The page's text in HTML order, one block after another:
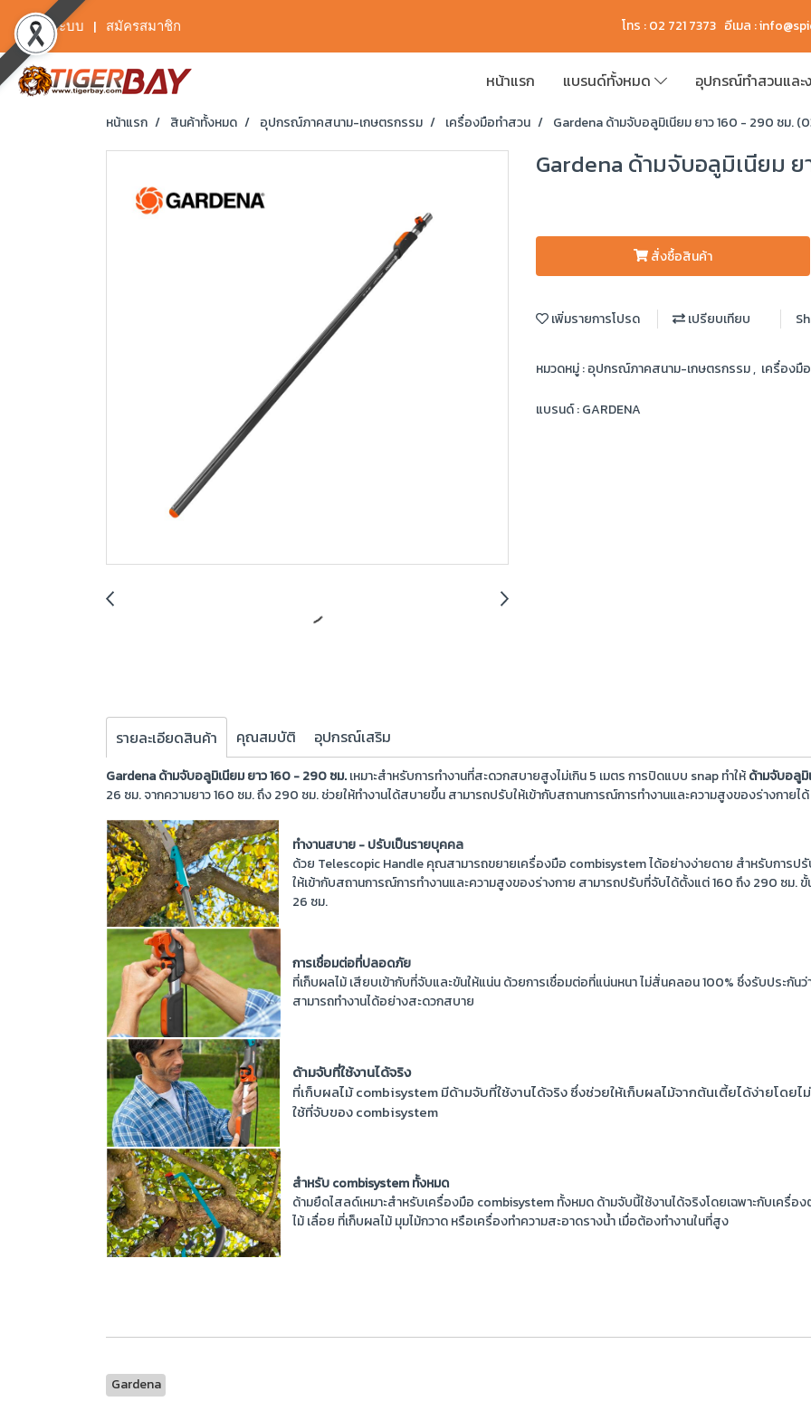
เข้าสู่ระบบ สมัครสมาชิก โทร : 02 721 7373 อีเมล :
หน้าแรก แบรนด์ทั้งหมด อุปกรณ์ทำสวนและ
หน้าแรก สินค้าทั้งหมด อุปกรณ์ภาคสนาม-เกษตรกรรม เครื่องมือทำสวน Gardena ด้ามจับอลูมิเนียม ยาว 160 - 290 ซม.
Gardena ด้ามจับอลูมิเนียม
สั่งซื้อสินค้า
เพิ่มรายการโปรด เปรียบเทียบ
หมวดหมู่ :อุปกรณ์ภาคสนาม-เกษตรกรรม, เครื่องมื
แบรนด์ :GARDENA
รายละเอียดสินค้า คุณสมบัติ อุปกรณ์เสริม
Gardena ด้ามจับอลูมิเนียม ยาว 160 - 290 ซม.เหมาะสำหรับการทำงานที่สะดวกสบายสูงไม่เกิน 5 เมตร การปิดแบบ snap ทำให้ด้ามจับอลูมิ
26 ซม. จากความยาว 160 ซม. ถึง 290 ซม. ช่วยให้ทำงานได้สบายขึ้น สามารถปรับให้เข้ากับสถานการณ์การทำงานและความสูงของร่างกายไ
ทำงานสบาย - ปรับเป็นรายบุคคล
ด้วย Telescopic Handle คุณสามารถขยายเครื่องมือ combisystem ได้อย่างง่ายดาย สำหรับการป
ให้เข้ากับสถานการณ์การทำงานและความสูงของร่างกาย สามารถปรับที่จับได้ตั้งแต่ 160 ถึง 290 ซม. ขั้
26 ซม.
การเชื่อมต่อที่ปลอดภัย
ที่เก็บผลไม้ เสียบเข้ากับที่จับและขันให้แน่น ด้วยการเชื่อมต่อที่แน่นหนา ไม่สั่นคลอน 100% ซึ่งรับประกัน
สามารถทำงานได้อย่างสะดวกสบาย
ด้ามจับที่ใช้งานได้จริง
ที่เก็บผลไม้ combisystem มีด้ามจับที่ใช้งานได้จริง ซึ่งช่วยให้เก็บผลไม้จากต้นเตี้ยได้ง่ายโดยไ
ใช้ที่จับของ combisystem
สำหรับ combisystem ทั้งหมด
ด้ามยืดไสลด์เหมาะสำหรับเครื่องมือ combisystem ทั้งหมด ด้ามจับนี้ใช้งานได้จริงโดยเฉพาะกับเครื่อ
ไม้ เลื่อย ที่เก็บผลไม้ มุมไม้กวาด หรือเครื่องทำความสะอาดรางน้ำ เมื่อต้องทำงานในที่สูง
Gardena